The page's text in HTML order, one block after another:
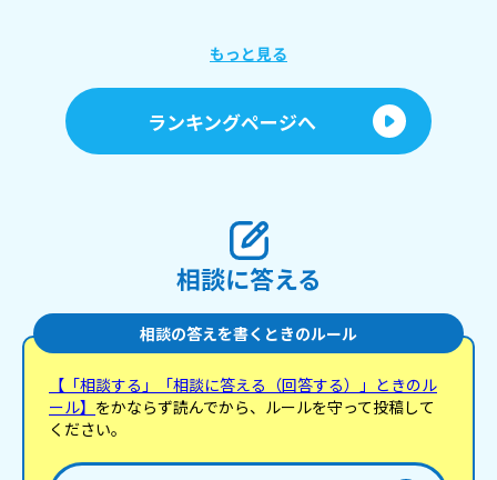
もっと見る
ランキングページへ
相談に答える
相談の答えを書くときのルール
【「相談する」「相談に答える（回答する）」ときのル
ール】 をかならず読んでから、ルールを守って投稿して
ください。